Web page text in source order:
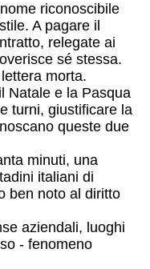
riconoscibile
A pagare il
relegate ai
sé stessa.
morta.
Natale e la Pasqua
turni, giustificare la
queste due
minuti, una
italiani di
ben noto al diritto
aziendali, luoghi
- fenomeno